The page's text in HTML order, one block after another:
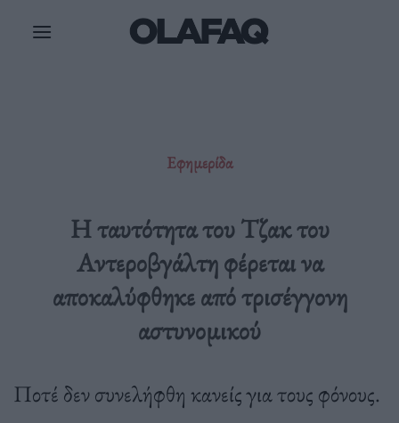
Εφημερίδα
Η ταυτότητα του Τζακ του
Αντεροβγάλτη φέρεται να
αποκαλύφθηκε από τρισέγγονη
αστυνομικού
Ποτέ δεν συνελήφθη κανείς για τους φόνους.